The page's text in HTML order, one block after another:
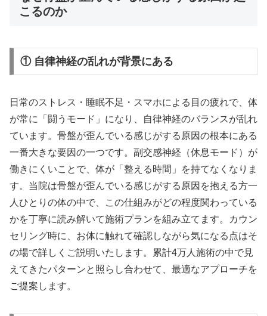
こるのか
① 自律神経の乱れが背景にある
日常のストレス・睡眠不足・スマホによる目の疲れで、体
が常に「闘うモード」になり、自律神経のバランスが乱れ
ています。骨盤が歪んでいる感じがする原因の根本にある
一番大きな要因の一つです。副交感神経（休息モード）が
働きにくいことで、体が「整える時間」を持てなくなりま
す。当院は骨盤が歪んでいる感じがする原因を抱える方一
人ひとりの体の中で、この仕組みがどの程度関わっている
かを丁寧に読み解いて施術プランを組み立てます。カウン
セリング時に、お体に触れて確認しながら気になる点はそ
の場で詳しくご説明いたします。累計4万人施術の中で見
えてきたパターンと照らし合わせて、最適なアプローチを
ご提案します。